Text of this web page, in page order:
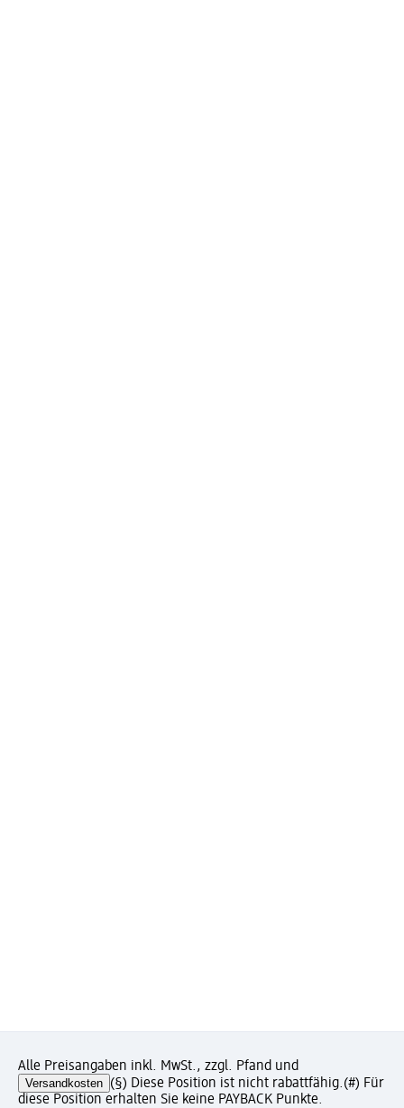
Alle Preisangaben inkl. MwSt., zzgl. Pfand und
Versandkosten (§) Diese Position ist nicht rabattfähig.(#) Für
diese Position erhalten Sie keine PAYBACK Punkte.